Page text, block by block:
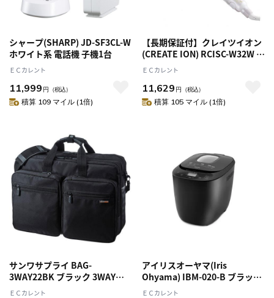
シャープ(SHARP) JD-SF3CL-W
ホワイト系 電話機 子機1台
ＥＣカレント
11,999 円 （税込）
積算 109 マイル (1倍)
【長期保証付】クレイツイオン
(CREATE ION) RCISC-W32W ホ
ワイト エクストリームカールII
ＥＣカレント
11,629 円 （税込）
積算 105 マイル (1倍)
サンワサプライ BAG-
3WAY22BK ブラック 3WAYビ
ジネスバッグ 出張用 大型
ＥＣカレント
アイリスオーヤマ(Iris
Ohyama) IBM-020-B ブラック
ホームベーカリー
ＥＣカレント